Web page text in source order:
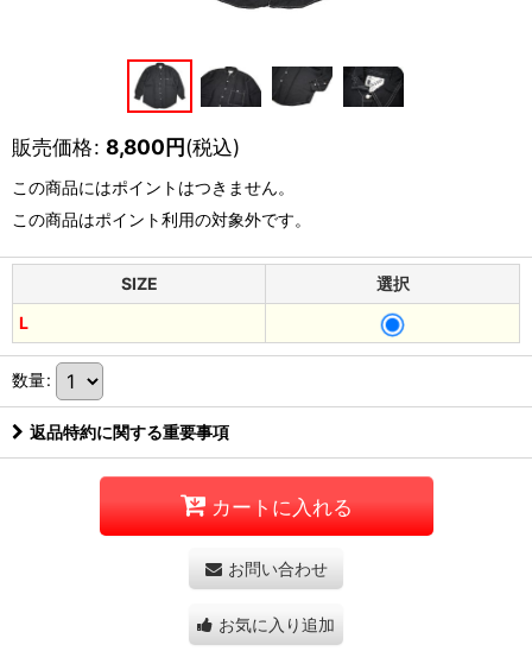
販売価格: 8,800円(税込)
この商品にはポイントはつきません。
この商品はポイント利用の対象外です。
SIZE
選択
L
数量:
返品特約に関する重要事項
カートに入れる
お問い合わせ
お気に入り追加